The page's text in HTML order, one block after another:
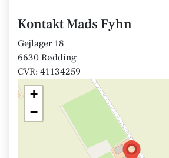
Kontakt Mads Fyhn
Gejlager 18
6630 Rødding
CVR: 41134259
+
−